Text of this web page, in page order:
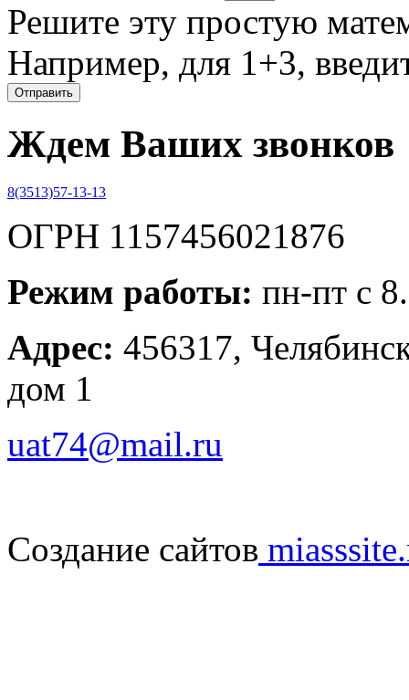
Решите эту простую
Например, для 1+3,
Ждем Ваших звонков
8(3513)57-13-13
ОГРН 1157456021876
Режим работы: пн-пт с
Адрес: 456317,
дом 1
uat74@mail.ru
Создание сайтов